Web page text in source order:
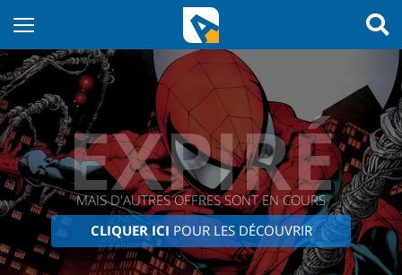
EXPIRÉ
MAIS D'AUTRES OFFRES SONT EN COURS
CLIQUER ICIPOUR LES DÉCOUVRIR